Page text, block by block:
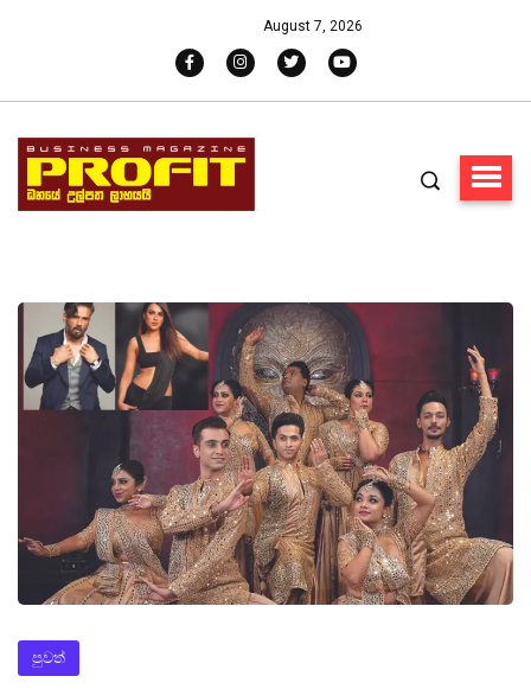
August 7, 2026
පුවත්